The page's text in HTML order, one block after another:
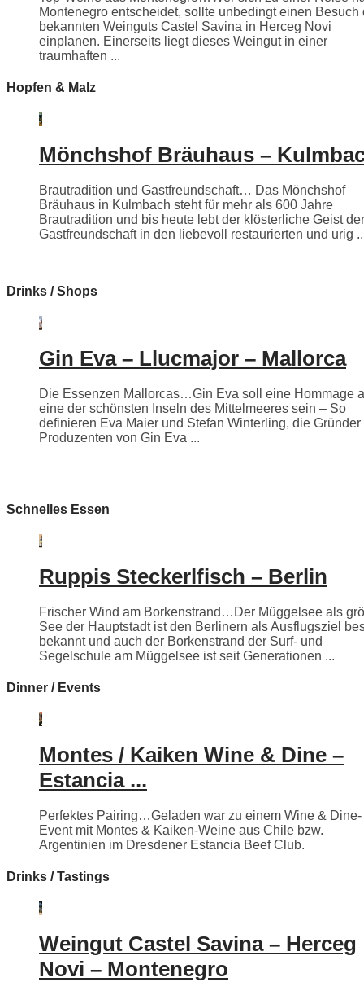
Montenegro entscheidet, sollte unbedingt einen Besuch
bekannten Weinguts Castel Savina in Herceg Novi
einplanen. Einerseits liegt dieses Weingut in einer
traumhaften ...
Hopfen & Malz
Mönchshof Bräuhaus –
Brautradition und Gastfreundschaft… Das Mönchshof
Bräuhaus in Kulmbach steht für mehr als 600 Jahre
Brautradition und bis heute lebt der klösterliche Geist der
Gastfreundschaft in den liebevoll restaurierten und urig
Drinks / Shops
Gin Eva – Llucmajor – Mallorca
Die Essenzen Mallorcas…Gin Eva soll eine Hommage
eine der schönsten Inseln des Mittelmeeres sein – So
definieren Eva Maier und Stefan Winterling, die Gründer
Produzenten von Gin Eva ...
Schnelles Essen
Ruppis Steckerlfisch – Berlin
Frischer Wind am Borkenstrand…Der Müggelsee als
See der Hauptstadt ist den Berlinern als Ausflugsziel
bekannt und auch der Borkenstrand der Surf- und
Segelschule am Müggelsee ist seit Generationen ...
Dinner / Events
Montes / Kaiken Wine & Dine –
Estancia ...
Perfektes Pairing…Geladen war zu einem Wine & Dine-
Event mit Montes & Kaiken-Weine aus Chile bzw.
Argentinien im Dresdener Estancia Beef Club.
Drinks / Tastings
Weingut Castel Savina – Herceg
Novi – Montenegro